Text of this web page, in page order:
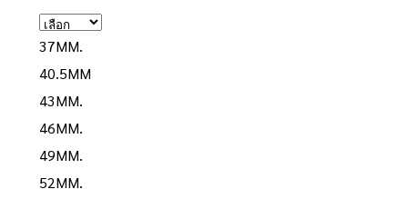
37MM.
40.5MM
43MM.
46MM.
49MM.
52MM.